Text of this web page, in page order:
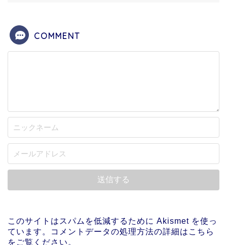
COMMENT
このサイトはスパムを低減するために Akismet を使っ
ています。
コメントデータの処理方法の詳細はこちら
をご覧ください 。